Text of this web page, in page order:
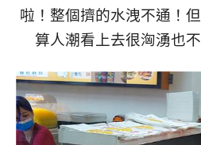
啦！整個擠的水洩不通！
算人潮看上去很洶湧也